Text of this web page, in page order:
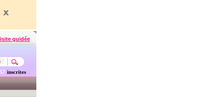
guidée
inscrites